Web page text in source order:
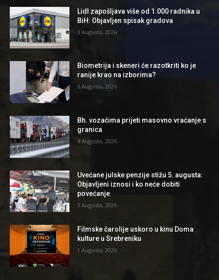
Lidl zapošljava više od 1.000 radnika u
BiH: Objavljen spisak gradova
3 Augusta, 2026
Biometrija i skeneri će razotkriti ko je
ranije krao na izborima?
6 Augusta, 2026
Bh. vozačima prijeti masovno vraćanje s
granica
4 Augusta, 2026
Uvećane julske penzije stižu 5. augusta:
Objavljeni iznosi i ko neće dobiti
povećanje
3 Augusta, 2026
Filmske čarolije uskoro u kinu Doma
kulture u Srebreniku
1 Augusta, 2026